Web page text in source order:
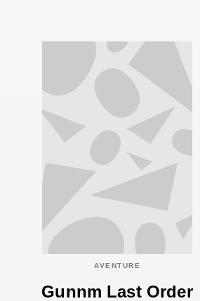
AVENTURE
Gunnm Last Order